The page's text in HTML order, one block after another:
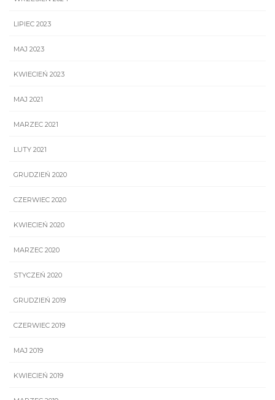
LIPIEC 2023
MAJ 2023
KWIECIEŃ 2023
MAJ 2021
MARZEC 2021
LUTY 2021
GRUDZIEŃ 2020
CZERWIEC 2020
KWIECIEŃ 2020
MARZEC 2020
STYCZEŃ 2020
GRUDZIEŃ 2019
CZERWIEC 2019
MAJ 2019
KWIECIEŃ 2019